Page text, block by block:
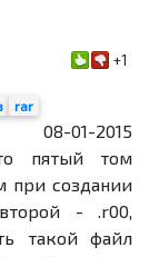
+1
rar
08-01-2015
пятый том
при создании
- .r00,
такой файл